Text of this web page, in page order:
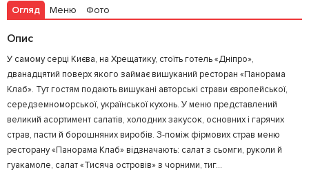
Залишити відгук
Огляд Меню Фото
Опис
У самому серці Києва, на Хрещатику, стоїть готель «Дніпро»,
дванадцятий поверх якого займає вишуканий ресторан «Панорама
Клаб». Тут гостям подають вишукані авторські страви європейської,
середземноморської, української кухонь. У меню представлений
великий асортимент салатів, холодних закусок, основних і гарячих
страв, пасти й борошняних виробів. З-поміж фірмових страв меню
ресторану «Панорама Клаб» відзначають: салат з сьомги, руколи й
гуакамоле, салат «Тисяча островів» з чорними, тиг...